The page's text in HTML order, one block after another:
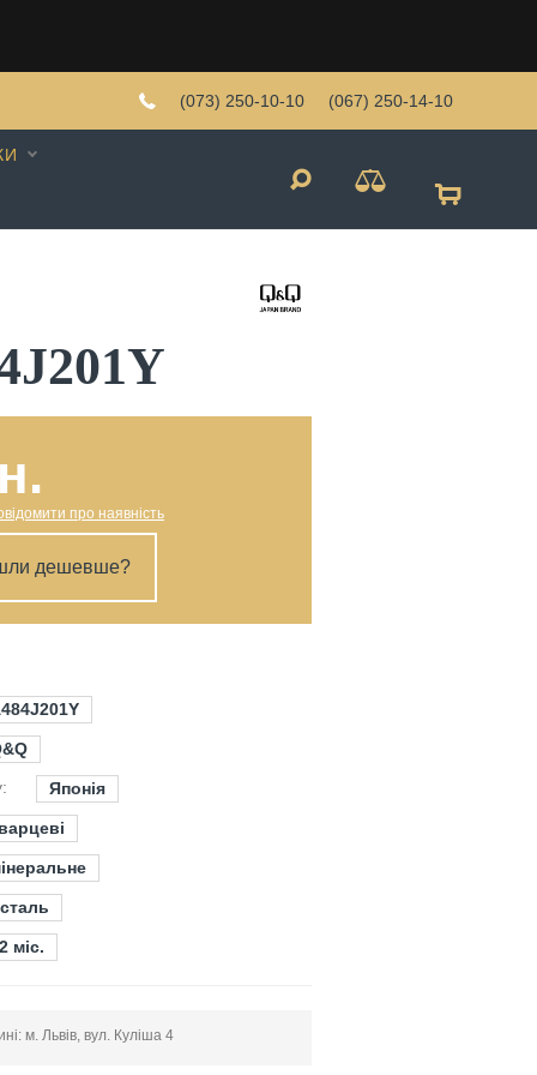
(073) 250-10-10 (067) 250-14-10
про наявність
дешевше?
Японія
сталь
міс.
м. Львів, вул. Куліша 4